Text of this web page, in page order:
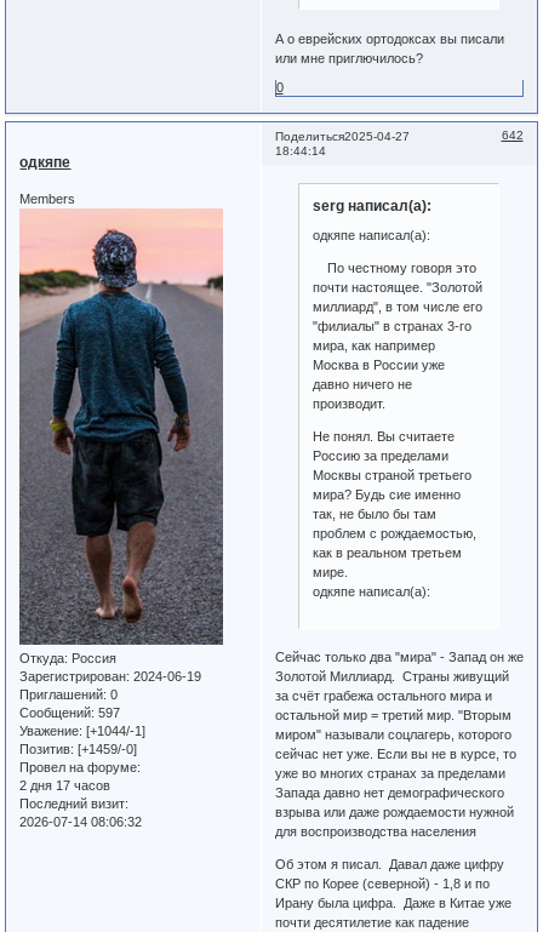
А о еврейских ортодоксах вы писали
или мне приглючилось?
0
Поделиться 642
2025-04-27
18:44:14
одкяпе
Members
Откуда: Россия
Зарегистрирован: 2024-06-19
Приглашений: 0
Сообщений: 597
Уважение: [+1044/-1]
Позитив: [+1459/-0]
Провел на форуме:
2 дня 17 часов
Последний визит:
2026-07-14 08:06:32
serg написал(а):
одкяпе написал(а):
По честному говоря это
почти настоящее. "Золотой
миллиард", в том числе его
"филиалы" в странах 3-го
мира, как например
Москва в России уже
давно ничего не
производит.
Не понял. Вы считаете
Россию за пределами
Москвы страной третьего
мира? Будь сие именно
так, не было бы там
проблем с рождаемостью,
как в реальном третьем
мире.
одкяпе написал(а):
Сейчас только два "мира" - Запад он же
Золотой Миллиард. Страны живущий
за счёт грабежа остального мира и
остальной мир = третий мир. "Вторым
миром" называли соцлагерь, которого
сейчас нет уже. Если вы не в курсе, то
уже во многих странах за пределами
Запада давно нет демографического
взрыва или даже рождаемости нужной
для воспроизводства населения
Об этом я писал. Давал даже цифру
СКР по Корее (северной) - 1,8 и по
Ирану была цифра. Даже в Китае уже
почти десятилетие как падение